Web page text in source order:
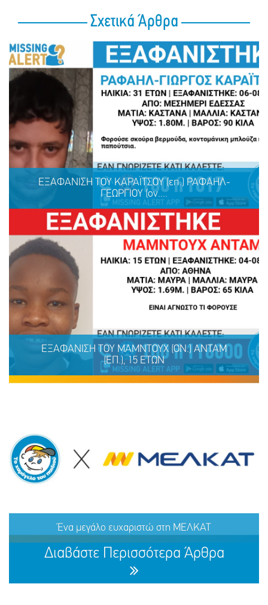
Σχετικά Άρθρα
ΕΞΑΦΑΝΙΣΗ ΤΟΥ ΚΑΡΑΪΤΣΟΥ (επ.) ΡΑΦΑΗΛ-
ΓΕΩΡΓΙΟΥ (ον....
ΕΞΑΦΑΝΙΣΗ ΤΟΥ ΚΑΡΑΪΤΣΟΥ (επ.) ΡΑΦΑΗΛ-
ΓΕΩΡΓΙΟΥ (ον.), 31 ΕΤΩΝ
ΜΟΙΡΑΣΟΥ
ΤΟ
ΔΡΑΣΕ
ΤΩΡΑ
ΕΞΑΦΑΝΙΣΗ TOY ΜΑΜΝΤΟΥΧ (ΟΝ.) ΑΝΤΑΜ
(ΕΠ.), 15 ΕΤΩΝ
ΜΟΙΡΑΣΟΥ
ΤΟ
ΔΡΑΣΕ
ΤΩΡΑ
Ένα μεγάλο ευχαριστώ στη ΜΕΛΚΑΤ
Διαβάστε Περισσότερα Άρθρα